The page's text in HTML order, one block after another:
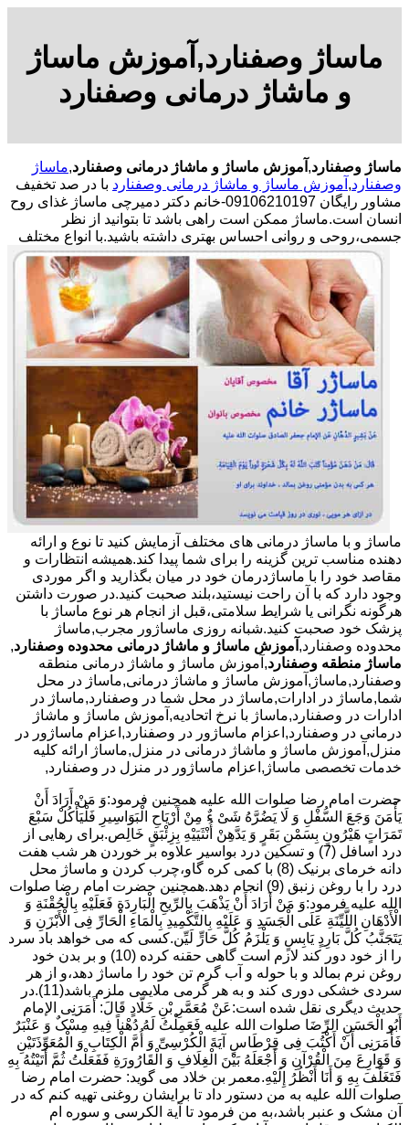
ماساژ وصفنارد,آموزش ماساژ
و ماشاژ درمانی وصفنارد
ماساژ وصفنارد, آموزش ماساژ و ماشاژ درمانی وصفنارد,ماساژ
وصفنارد, آموزش ماساژ و ماشاژ درمانی وصفنارد با در صد تخفیف
مشاور رایگان 09106210197-خانم دکتر دمیرچی ماساژ غذای روح
انسان است.ماساژ ممکن است راهی باشد تا بتوانید از نظر
جسمی،روحی و روانی احساس بهتری داشته باشید.با انواع مختلف
ماساژ و با ماساژ درمانی های مختلف آزمایش کنید تا نوع و ارائه
دهنده مناسب ترین گزینه را برای شما پیدا کند.همیشه انتظارات و
مقاصد خود را با ماساژدرمان خود در میان بگذارید و اگر موردی
وجود دارد که با آن راحت نیستید،بلند صحبت کنید.در صورت داشتن
هرگونه نگرانی یا شرایط سلامتی،قبل از انجام هر نوع ماساژ با
پزشک خود صحبت کنید.شبانه روزی ماساژور مجرب,ماساژ
محدوده وصفنارد, آموزش ماساژ و ماشاژ درمانی محدوده وصفنارد,
ماساژ منطقه وصفنارد,آموزش ماساژ و ماشاژ درمانی منطقه
وصفنارد,ماساژ,آموزش ماساژ و ماشاژ درمانی,ماساژ در محل
شما,ماساژ در ادارات,ماساژ در محل شما در وصفنارد,ماساژ در
ادارات در وصفنارد,ماساژ با نرخ اتحادیه,آموزش ماساژ و ماشاژ
درمانی در وصفنارد,اعزام ماساژور در وصفنارد,اعزام ماساژور در
منزل,آموزش ماساژ و ماشاژ درمانی در منزل,ماساژ ارائه کلیه
خدمات تخصصی ماساژ,اعزام ماساژور در منزل در وصفنارد,
حضرت امام رضا صلوات الله علیه همچنین فرمود:وَ مَنْ أَرَادَ أَنْ
یَأْمَنَ وَجَعَ السُّفْلِ وَ لَا یَضُرَّهُ شَیْ ءٌ مِنْ أَرْیَاحِ الْبَوَاسِیرِ فَلْیَأْکُلْ سَبْعَ
تَمَرَاتٍ هَیْرُونٍ بِسَمْنِ بَقَرٍ وَ یَدَّهِنْ أُنْثَیَیْهِ بِزِئْبَقٍ خَالِص.برای رهایی از
درد اسافل (7) و تسکین درد بواسیر علاوه بر خوردن هر شب هفت
دانه خرمای برنیک (8) با کمی کره گاو،چرب کردن و ماساژ محل
درد را با روغن زنبق (9) انجام دهد.همچنین حضرت امام رضا صلوات
الله علیه فرمود:وَ مَنْ أَرَادَ أَنْ یَذْهَبَ بِالرِّیحِ الْبَارِدَةِ فَعَلَیْهِ بِالْحُقْنَةِ وَ
الْأَدْهَانِ اللَّیِّنَةِ عَلَى الْجَسَدِ وَ عَلَیْهِ بِالتَّکْمِیدِ بِالْمَاءِ الْحَارِّ فِی الْأَبْزَنِ وَ
یَتَجَنَّبُ کُلَّ بَارِدٍ یَابِسٍ وَ یَلْزَمُ کُلَّ حَارٍّ لَیِّن.کسی که می خواهد باد سرد
را از خود دور کند لازم است گاهی حقنه کرده (10) و بر بدن خود
روغن نرم بمالد و با حوله و آب گرم تن خود را ماساژ دهد،و از هر
سردی خشکی دوری کند و به هر گرمی ملایمی ملزم باشد(11).در
حدیث دیگری نقل شده است:عَنْ مُعَمَّرِ بْنِ خَلَّادٍ قَالَ: أَمَرَنِی الإمام
أَبُو الْحَسَنِ الرِّضَا صلوات الله علیه فَعَمِلْتُ لَهُ دُهْناً فِیهِ مِسْکٌ وَ عَنْبَرٌ
فَأَمَرَنِی أَنْ أَکْتُبَ فِی قِرْطَاسٍ آیَةَ الْکُرْسِیِّ وَ أُمَّ الْکِتَابِ وَ الْمُعَوِّذَتَیْنِ
وَ قَوَارِعَ مِنَ الْقُرْآنِ وَ أَجْعَلَهُ بَیْنَ الْغِلَافِ وَ الْقَارُورَةِ فَفَعَلْتُ ثُمَّ أَتَیْتُهُ بِهِ
فَتَغَلَّفَ بِهِ وَ أَنَا أَنْظُرُ إِلَیْهِ.معمر بن خلاد می گوید: حضرت امام رضا
صلوات الله علیه به من دستور داد تا برایشان روغنى تهیه کنم که در
آن مشک و عنبر باشد،به من فرمود تا آیة الکرسى و سوره ام